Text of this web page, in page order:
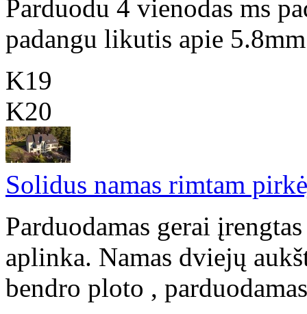
Parduodu 4 vienodas ms
padangu likutis apie
K19
K20
Solidus namas rimtam
Parduodamas gerai
aplinka. Namas dviejų
bendro ploto ,